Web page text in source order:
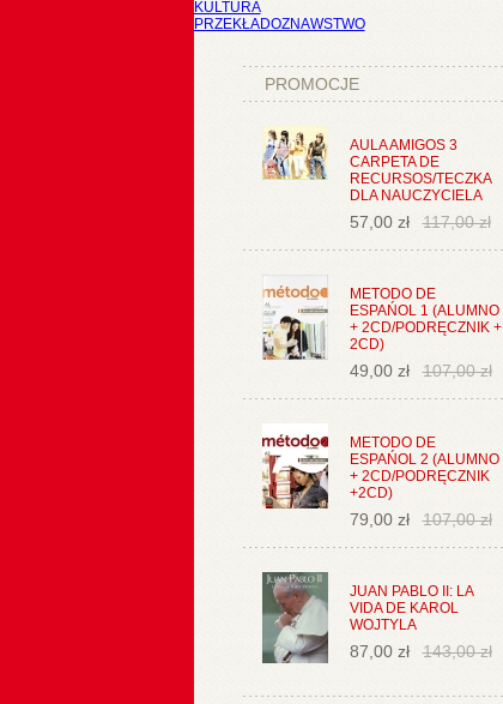
KULTURA
PRZEKŁADOZNAWSTWO
PROMOCJE
AULA AMIGOS 3
CARPETA DE
RECURSOS/TECZKA
DLA NAUCZYCIELA
57,00 zł 117,00 zł
METODO DE
ESPAŃOL 1 (ALUMNO
+ 2CD/PODRĘCZNIK +
2CD)
49,00 zł 107,00 zł
METODO DE
ESPAŃOL 2 (ALUMNO
+ 2CD/PODRĘCZNIK
+2CD)
79,00 zł 107,00 zł
JUAN PABLO II: LA
VIDA DE KAROL
WOJTYLA
87,00 zł 143,00 zł